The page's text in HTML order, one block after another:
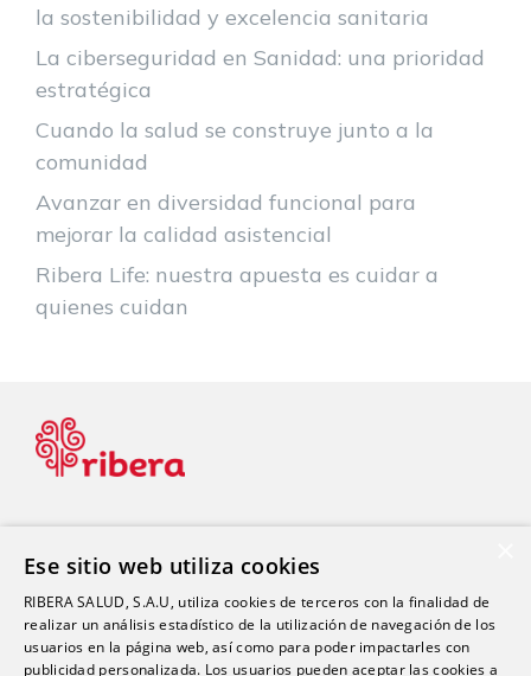
la sostenibilidad y excelencia sanitaria
La ciberseguridad en Sanidad: una prioridad
estratégica
Cuando la salud se construye junto a la
comunidad
Avanzar en diversidad funcional para
mejorar la calidad asistencial
Ribera Life: nuestra apuesta es cuidar a
quienes cuidan
Blog Dental
Ese sitio web utiliza cookies
RIBERA SALUD, S.A.U, utiliza cookies de terceros con la finalidad de
realizar un análisis estadístico de la utilización de navegación de los
usuarios en la página web, así como para poder impactarles con
publicidad personalizada. Los usuarios pueden aceptar las cookies a